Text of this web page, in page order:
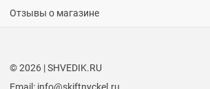
Отзывы о магазине
© 2026 | SHVEDIK.RU